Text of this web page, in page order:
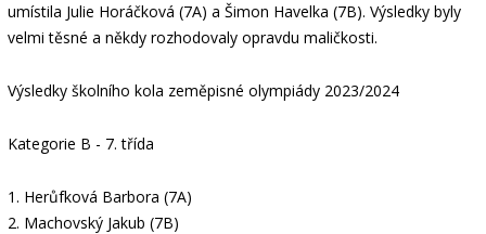
umístila Julie Horáčková (7A) a Šimon Havelka (7B). Výsledky byly
velmi těsné a někdy rozhodovaly opravdu maličkosti.
Výsledky školního kola zeměpisné olympiády 2023/2024
Kategorie B - 7. třída
1. Herůfková Barbora (7A)
2. Machovský Jakub (7B)